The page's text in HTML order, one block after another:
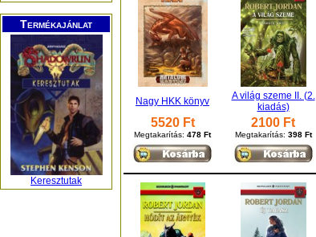
Termékajánlat
Keresztutak
Nagy HKK könyv
A világ szeme II. (2.
kiadás)
5520 Ft
Megtakarítás: 478 Ft
2100 Ft
Megtakarítás: 398 Ft